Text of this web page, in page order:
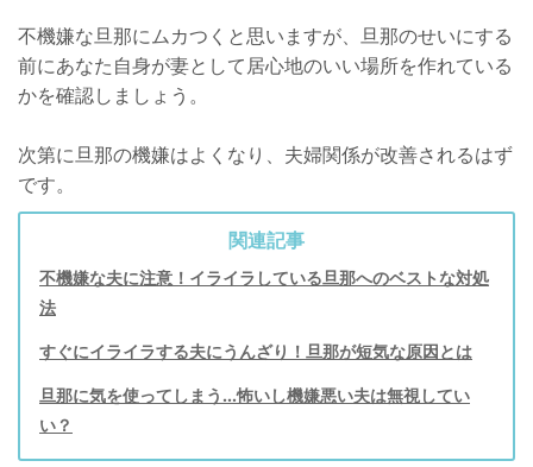
不機嫌な旦那にムカつくと思いますが、旦那のせいにする
前にあなた自身が妻として居心地のいい場所を作れている
かを確認しましょう。
次第に旦那の機嫌はよくなり、夫婦関係が改善されるはず
です。
関連記事
不機嫌な夫に注意！イライラしている旦那へのベストな対処
法
すぐにイライラする夫にうんざり！旦那が短気な原因とは
旦那に気を使ってしまう...怖いし機嫌悪い夫は無視してい
い？